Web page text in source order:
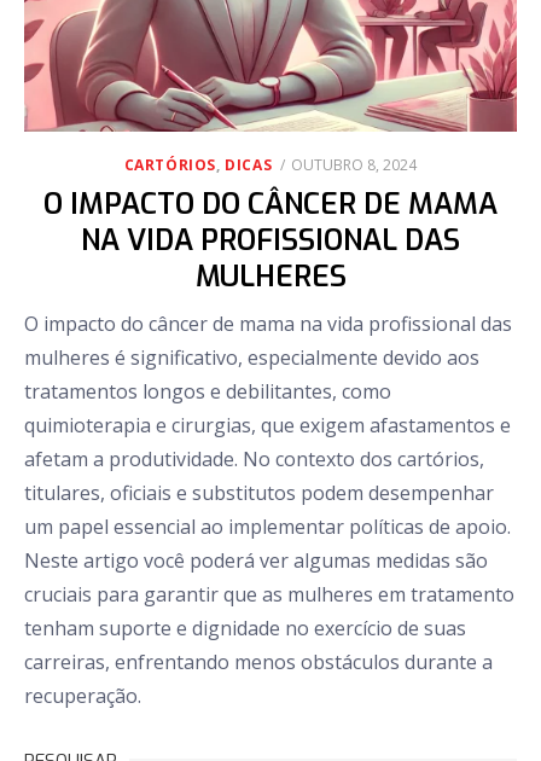
CARTÓRIOS, DICAS
POSTED
OUTUBRO 8, 2024
O IMPACTO DO CÂNCER DE MAMA
NA VIDA PROFISSIONAL DAS
MULHERES
O impacto do câncer de mama na vida profissional das
mulheres é significativo, especialmente devido aos
tratamentos longos e debilitantes, como
quimioterapia e cirurgias, que exigem afastamentos e
afetam a produtividade. No contexto dos cartórios,
titulares, oficiais e substitutos podem desempenhar
um papel essencial ao implementar políticas de apoio.
Neste artigo você poderá ver algumas medidas são
cruciais para garantir que as mulheres em tratamento
tenham suporte e dignidade no exercício de suas
carreiras, enfrentando menos obstáculos durante a
recuperação.